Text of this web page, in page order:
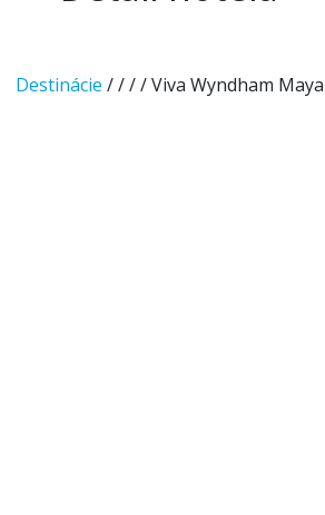
Destinácie //// Viva Wyndham Maya